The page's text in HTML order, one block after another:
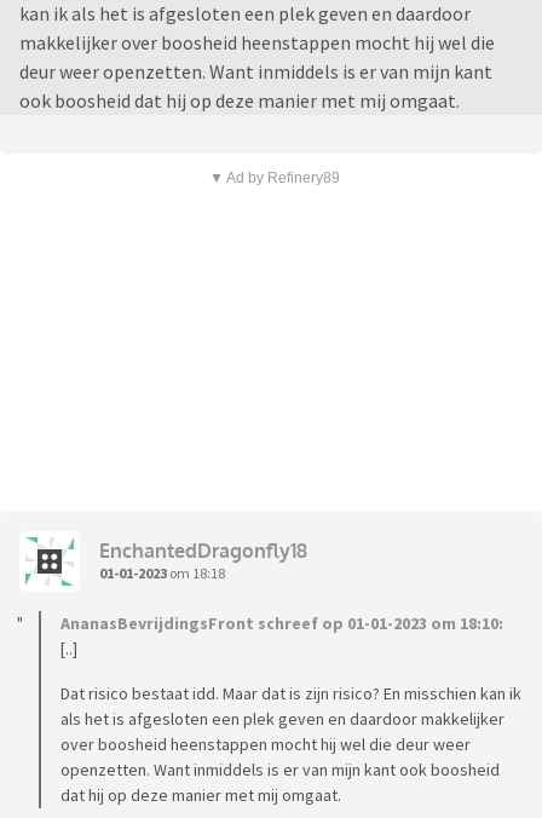
kan ik als het is afgesloten een plek geven en daardoor
makkelijker over boosheid heenstappen mocht hij wel die
deur weer openzetten. Want inmiddels is er van mijn kant
ook boosheid dat hij op deze manier met mij omgaat.
▼ Ad by Refinery89
EnchantedDragonfly18
01-01-2023 om 18:18
AnanasBevrijdingsFront schreef op 01-01-2023 om 18:10:
[..]
Dat risico bestaat idd. Maar dat is zijn risico? En misschien kan ik
als het is afgesloten een plek geven en daardoor makkelijker
over boosheid heenstappen mocht hij wel die deur weer
openzetten. Want inmiddels is er van mijn kant ook boosheid
dat hij op deze manier met mij omgaat.